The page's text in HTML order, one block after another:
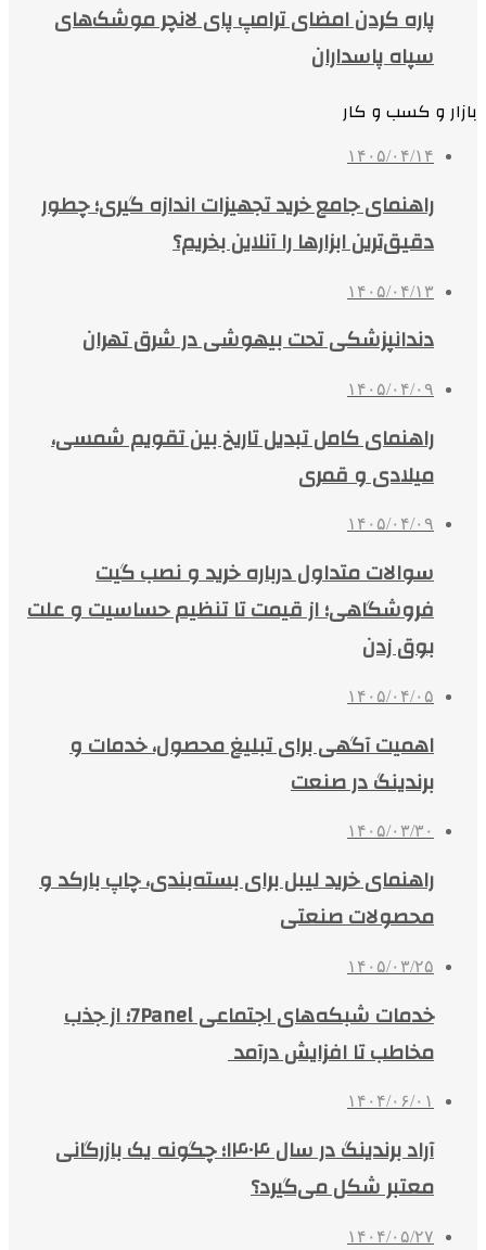
پاره کردن امضای ترامپ پای لانچر موشک‌های
سپاه پاسداران
بازار و کسب و کار
۱۴۰۵/۰۴/۱۴
راهنمای جامع خرید تجهیزات اندازه گیری؛ چطور
دقیق‌ترین ابزارها را آنلاین بخریم؟
۱۴۰۵/۰۴/۱۳
دندانپزشکی تحت بیهوشی در شرق تهران
۱۴۰۵/۰۴/۰۹
راهنمای کامل تبدیل تاریخ بین تقویم شمسی،
میلادی و قمری
۱۴۰۵/۰۴/۰۹
سوالات متداول درباره خرید و نصب گیت
فروشگاهی؛ از قیمت تا تنظیم حساسیت و علت
بوق زدن
۱۴۰۵/۰۴/۰۵
اهمیت آگهی برای تبلیغ محصول، خدمات و
برندینگ در صنعت
۱۴۰۵/۰۳/۳۰
راهنمای خرید لیبل برای بسته‌بندی، چاپ بارکد و
محصولات صنعتی
۱۴۰۵/۰۳/۲۵
خدمات شبکه‌های اجتماعی 7Panel؛ از جذب
مخاطب تا افزایش درآمد
۱۴۰۴/۰۶/۰۱
آراد برندینگ در سال ۱۴۰۴؛ چگونه یک بازرگانی
معتبر شکل می‌گیرد؟
۱۴۰۴/۰۵/۲۷